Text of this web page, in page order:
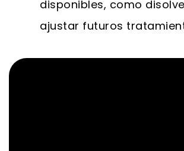
disponibles, como
ajustar futuros